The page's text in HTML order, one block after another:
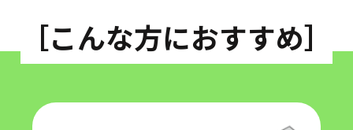
［こんな方におすすめ］